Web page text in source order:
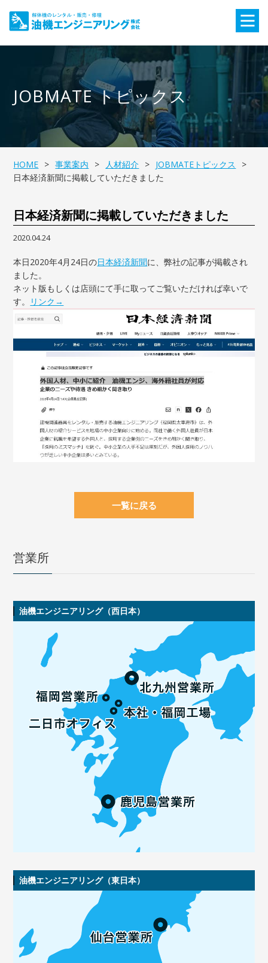
JOBMATE トピックス
HOME 事業案内 人材紹介
JOBMATEトピックス
日本経済新聞に掲載していただきました
日本経済新聞に掲載していただきました
2020.04.24
本日2020年4月24日の日本経済新聞に、弊社の記事が掲載され
ました。
ネット版もしくは店頭にて手に取ってご覧いただければ幸いで
す。
リンク→
一覧に戻る
営業所
油機エンジニアリング（西日本）
油機エンジニアリング（東日本）